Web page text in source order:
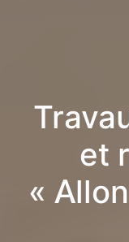
et
«